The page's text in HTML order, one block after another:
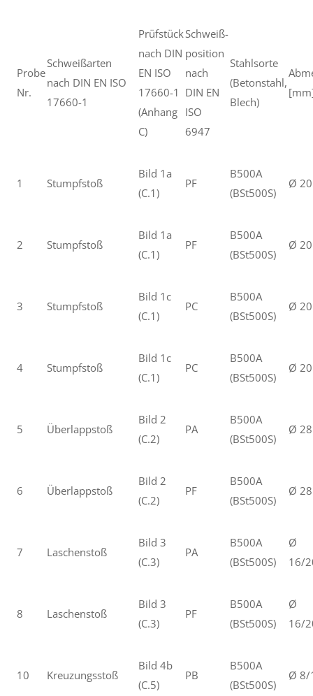
Probe
Nr.
Schweißarten
nach DIN EN ISO
17660-1
Prüfstück
nach DIN
EN ISO
17660-1
(Anhang
C)
Schweiß-
position
nach
DIN EN
ISO
6947
Stahlsorte
(Betonstahl,
Blech)
1 Stumpfstoß
Bild 1a
(C.1)
PF
B500A
(BSt500S)
Ø 20
2 Stumpfstoß
Bild 1a
(C.1)
PF
B500A
(BSt500S)
Ø 20
3 Stumpfstoß
Bild 1c
(C.1)
PC
B500A
(BSt500S)
Ø 20
4 Stumpfstoß
Bild 1c
(C.1)
PC
B500A
(BSt500S)
Ø 20
5 Überlappstoß
Bild 2
(C.2)
PA
B500A
(BSt500S)
Ø 28
6 Überlappstoß
Bild 2
(C.2)
PF
B500A
(BSt500S)
Ø 28
7 Laschenstoß
Bild 3
(C.3)
PA
B500A
(BSt500S)
Ø
16/
8 Laschenstoß
Bild 3
(C.3)
PF
B500A
(BSt500S)
Ø
16/
10 Kreuzungsstoß
Bild 4b
(C.5)
PB
B500A
(BSt500S)
Ø 8/